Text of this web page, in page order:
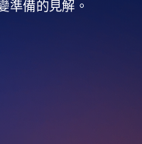
準備的見解。